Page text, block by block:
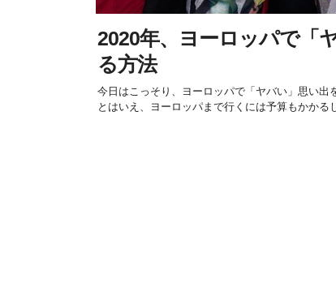
2020年、ヨーロッパで「
る方法
今日はこっそり、ヨーロッパで「ヤバい」思い出
とはいえ、ヨーロッパまで行くには予算もかかる